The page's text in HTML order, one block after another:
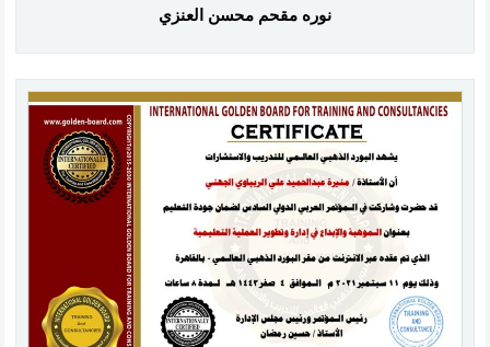
نوره مقحم محسن العنزي